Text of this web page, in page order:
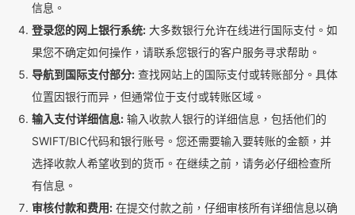
信息。
登录您的网上银行系统: 大多数银行允许在线进行国际支付。如
果您不确定如何操作，请联系您银行的客户服务寻求帮助。
导航到国际支付部分: 查找网站上的国际支付或转账部分。具体
位置因银行而异，但通常位于支付或转账区域。
输入支付详细信息: 输入收款人银行的详细信息，包括他们的
SWIFT/BIC代码和银行账号。您还需要输入要转账的金额，并
选择收款人希望收到的货币。在继续之前，请务必仔细检查所
有信息。
审核付款和费用: 在提交付款之前，仔细审核所有详细信息以确